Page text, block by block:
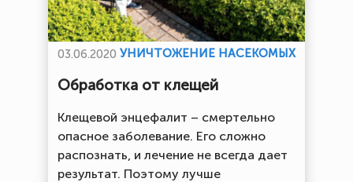
03.06.2020 УНИЧТОЖЕНИЕ НАСЕКОМЫХ
Обработка от клещей
Клещевой энцефалит – смертельно
опасное заболевание. Его сложно
распознать, и лечение не всегда дает
результат. Поэтому лучше